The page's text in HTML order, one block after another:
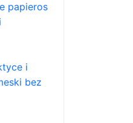
papieros
i
bez